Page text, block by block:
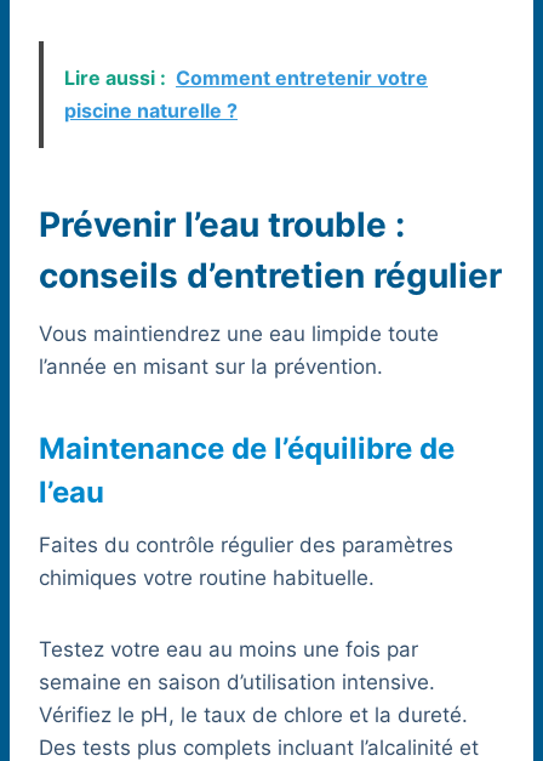
Lire aussi : Comment entretenir votre
piscine naturelle ?
Prévenir l’eau trouble :
conseils d’entretien régulier
Vous maintiendrez une eau limpide toute
l’année en misant sur la prévention.
Maintenance de l’équilibre de
l’eau
Faites du contrôle régulier des paramètres
chimiques votre routine habituelle.
Testez votre eau au moins une fois par
semaine en saison d’utilisation intensive.
Vérifiez le pH, le taux de chlore et la dureté.
Des tests plus complets incluant l’alcalinité et